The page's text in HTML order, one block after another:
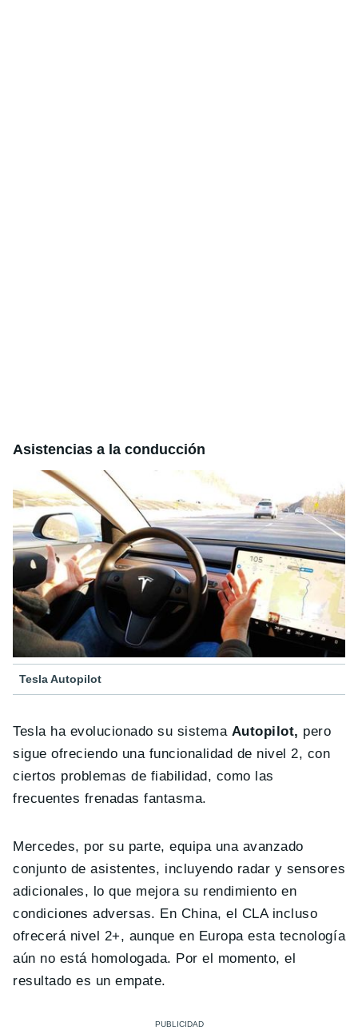
Asistencias a la conducción
Tesla Autopilot
Tesla ha evolucionado su sistema Autopilot, pero
sigue ofreciendo una funcionalidad de nivel 2, con
ciertos problemas de fiabilidad, como las
frecuentes frenadas fantasma.
Mercedes, por su parte, equipa una avanzado
conjunto de asistentes, incluyendo radar y sensores
adicionales, lo que mejora su rendimiento en
condiciones adversas. En China, el CLA incluso
ofrecerá nivel 2+, aunque en Europa esta tecnología
aún no está homologada. Por el momento, el
resultado es un empate.